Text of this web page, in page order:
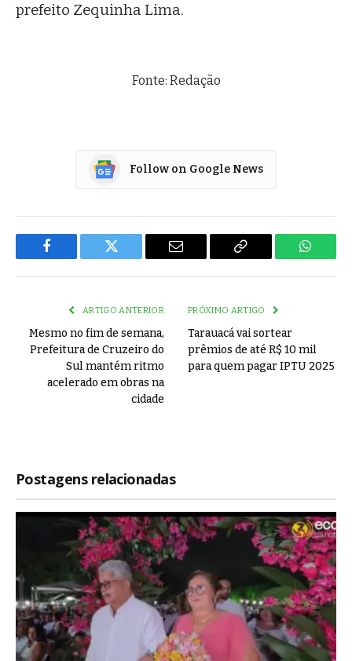
prefeito Zequinha Lima.
Fonte: Redação
Follow on Google News
Facebook Twitter Email
Copy
ARTIGO ANTERIOR
Mesmo no fim de semana,
Prefeitura de Cruzeiro do
Sul mantém ritmo
acelerado em obras na
cidade
PRÓXIMO ARTIGO
Tarauacá vai sortear
prêmios de até R$ 10 mil
para quem pagar IPTU 2025
Postagens relacionadas